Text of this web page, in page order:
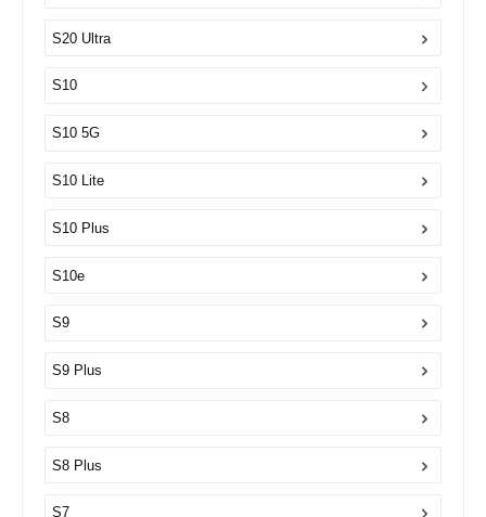
S20 Ultra
S10
S10 5G
S10 Lite
S10 Plus
S10e
S9
S9 Plus
S8
S8 Plus
S7